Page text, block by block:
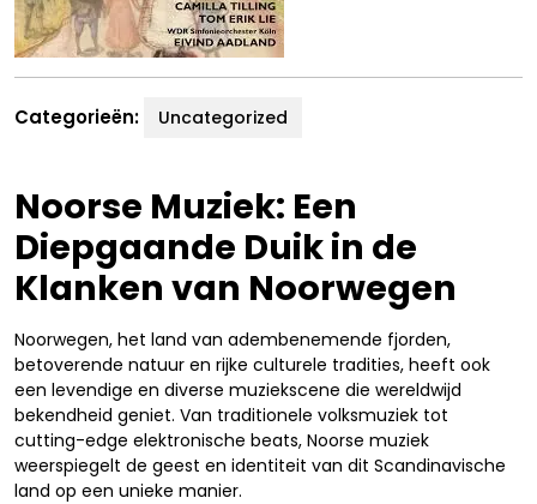
Categorieën: Uncategorized
Noorse Muziek: Een
Diepgaande Duik in de
Klanken van Noorwegen
Noorwegen, het land van adembenemende fjorden,
betoverende natuur en rijke culturele tradities, heeft ook
een levendige en diverse muziekscene die wereldwijd
bekendheid geniet. Van traditionele volksmuziek tot
cutting-edge elektronische beats, Noorse muziek
weerspiegelt de geest en identiteit van dit Scandinavische
land op een unieke manier.